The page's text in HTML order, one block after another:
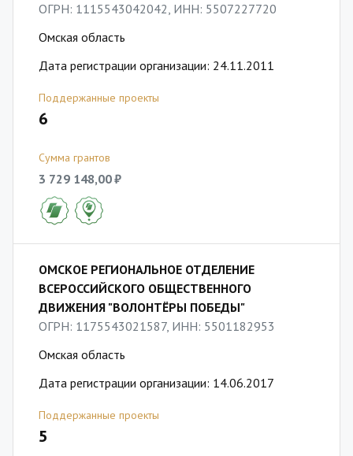
ОГРН: 1115543042042, ИНН: 5507227720
Омская область
Дата регистрации организации: 24.11.2011
Поддержанные проекты
6
Сумма грантов
3 729 148,00 ₽
ОМСКОЕ РЕГИОНАЛЬНОЕ ОТДЕЛЕНИЕ
ВСЕРОССИЙСКОГО ОБЩЕСТВЕННОГО
ДВИЖЕНИЯ "ВОЛОНТЁРЫ ПОБЕДЫ"
ОГРН: 1175543021587, ИНН: 5501182953
Омская область
Дата регистрации организации: 14.06.2017
Поддержанные проекты
5